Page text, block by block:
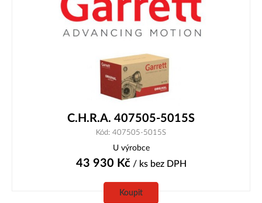
C.H.R.A. 407505-5015S
Kód: 407505-5015S
U výrobce
43 930 Kč/ ks bez DPH
Koupit